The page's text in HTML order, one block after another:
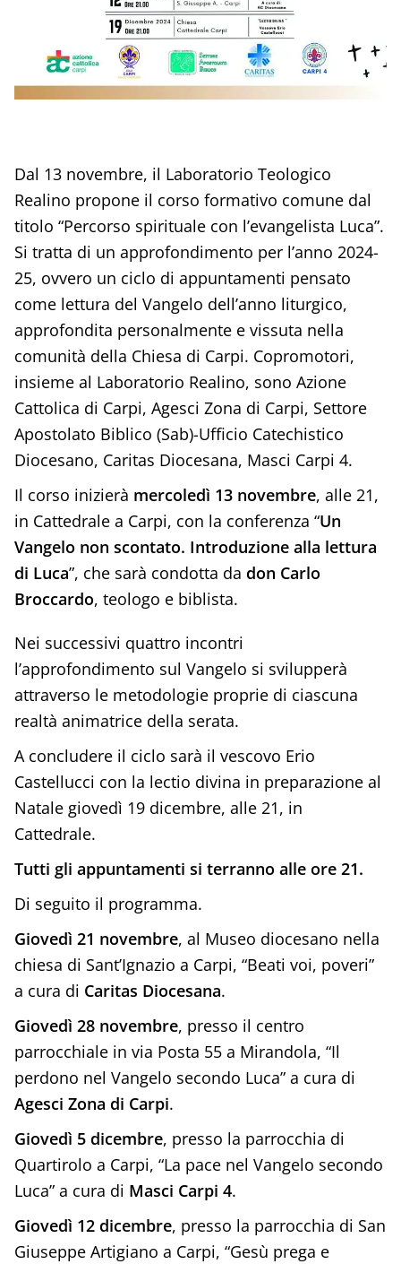
Dal 13 novembre, il Laboratorio Teologico
Realino propone il corso formativo comune dal
titolo “Percorso spirituale con l’evangelista Luca”.
Si tratta di un approfondimento per l’anno 2024-
25, ovvero un ciclo di appuntamenti pensato
come lettura del Vangelo dell’anno liturgico,
approfondita personalmente e vissuta nella
comunità della Chiesa di Carpi. Copromotori,
insieme al Laboratorio Realino, sono Azione
Cattolica di Carpi, Agesci Zona di Carpi, Settore
Apostolato Biblico (Sab)-Ufficio Catechistico
Diocesano, Caritas Diocesana, Masci Carpi 4.
Il corso inizierà mercoledì 13 novembre, alle 21,
in Cattedrale a Carpi, con la conferenza “Un
Vangelo non scontato. Introduzione alla lettura
di Luca”, che sarà condotta da don Carlo
Broccardo, teologo e biblista.
Nei successivi quattro incontri
l’approfondimento sul Vangelo si svilupperà
attraverso le metodologie proprie di ciascuna
realtà animatrice della serata.
A concludere il ciclo sarà il vescovo Erio
Castellucci con la lectio divina in preparazione al
Natale giovedì 19 dicembre, alle 21, in
Cattedrale.
Tutti gli appuntamenti si terranno alle ore 21.
Di seguito il programma.
Giovedì 21 novembre, al Museo diocesano nella
chiesa di Sant’Ignazio a Carpi, “Beati voi, poveri”
a cura di Caritas Diocesana.
Giovedì 28 novembre, presso il centro
parrocchiale in via Posta 55 a Mirandola, “Il
perdono nel Vangelo secondo Luca” a cura di
Agesci Zona di Carpi.
Giovedì 5 dicembre, presso la parrocchia di
Quartirolo a Carpi, “La pace nel Vangelo secondo
Luca” a cura di Masci Carpi 4.
Giovedì 12 dicembre, presso la parrocchia di San
Giuseppe Artigiano a Carpi, “Gesù prega e